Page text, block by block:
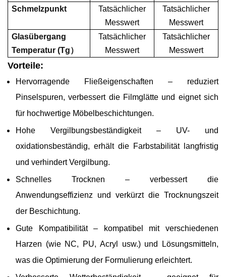
Schmelzpunkt
Tatsächlicher
Messwert
Tatsächlicher
Messwert
Glasübergang
Temperatur (Tg）
Tatsächlicher
Messwert
Tatsächlicher
Messwert
Vorteile:
Hervorragende Fließeigenschaften – reduziert
Pinselspuren, verbessert die Filmglätte und eignet sich
für hochwertige Möbelbeschichtungen.
Hohe Vergilbungsbeständigkeit – UV- und
oxidationsbeständig, erhält die Farbstabilität langfristig
und verhindert Vergilbung.
Schnelles Trocknen – verbessert die
Anwendungseffizienz und verkürzt die Trocknungszeit
der Beschichtung.
Gute Kompatibilität – kompatibel mit verschiedenen
Harzen (wie NC, PU, Acryl usw.) und Lösungsmitteln,
was die Optimierung der Formulierung erleichtert.